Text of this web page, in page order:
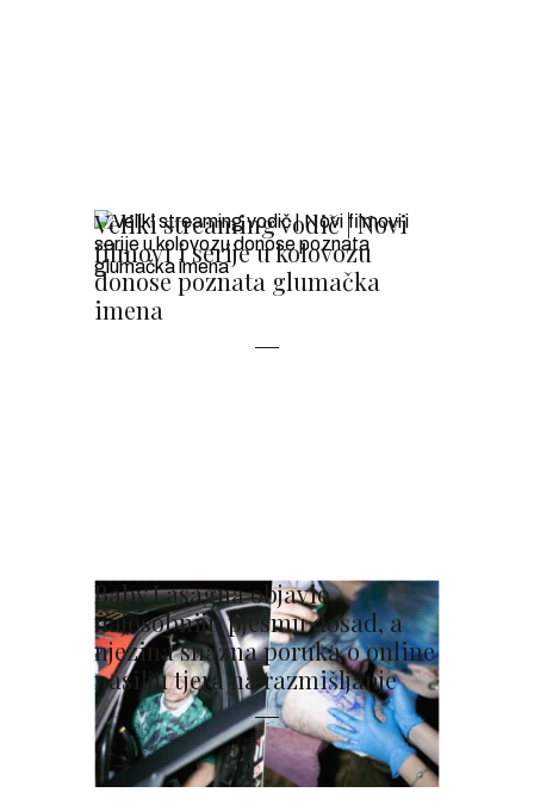
Veliki streaming vodič | Novi
filmovi i serije u kolovozu
donose poznata glumačka
imena
Baby Lasagna objavio
najosobniju pjesmu dosad, a
njezina snažna poruka o online
nasilju tjera na razmišljanje